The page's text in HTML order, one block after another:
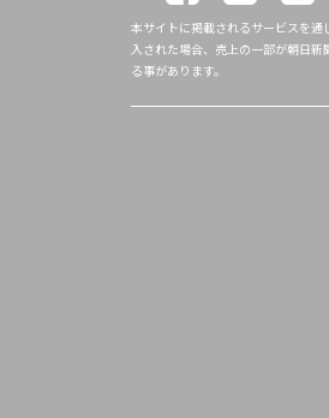
本サイトに掲載されるサービスを通
入された場合、売上の一部が朝日新
る事があります。